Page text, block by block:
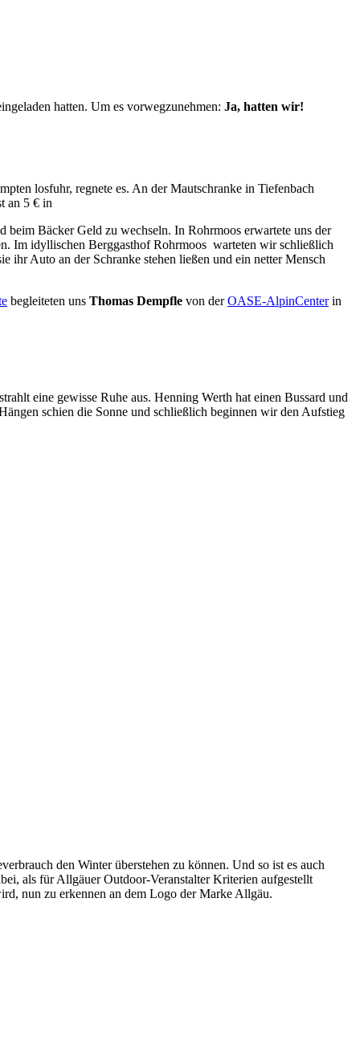
hatten. Um es vorwegzunehmen: Ja, hatten wir!
losfuhr, regnete es. An der Mautschranke in Tiefenbach
an 5 € in
Bäcker Geld zu wechseln. In Rohrmoos erwartete uns der
Im idyllischen Berggasthof Rohrmoos warteten wir schließlich
ihr Auto an der Schranke stehen ließen und ein netter Mensch
begleiteten uns Thomas Dempfle von derOASE-AlpinCenterin
eine gewisse Ruhe aus. Henning Werth hat einen Bussard und
schien die Sonne und schließlich beginnen wir den Aufstieg
den Winter überstehen zu können. Und so ist es auch
als für Allgäuer Outdoor-Veranstalter Kriterien aufgestellt
nun zu erkennen an dem Logo der Marke Allgäu.